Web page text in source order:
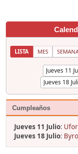
LISTA MES
Cumpleaños
Jueves 11 Julio:
Jueves 18 Julio: